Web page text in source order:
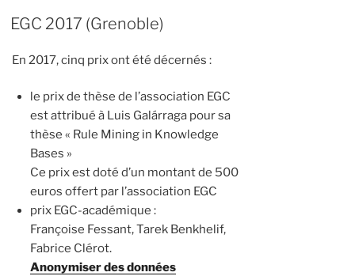
EGC 2017 (Grenoble)
En 2017, cinq prix ont été décernés :
le prix de thèse de l’association EGC
est attribué à Luis Galárraga pour sa
thèse « Rule Mining in Knowledge
Bases »
Ce prix est doté d’un montant de 500
euros offert par l’association EGC
prix EGC-académique :
Françoise Fessant, Tarek Benkhelif,
Fabrice Clérot.
Anonymiser des données